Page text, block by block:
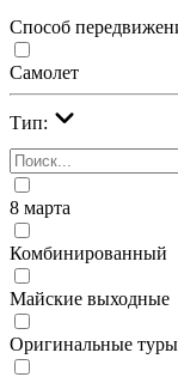
Cпособ
Самолет
Тип:
8 марта
Комбинированный
Майские выходные
Оригинальные туры